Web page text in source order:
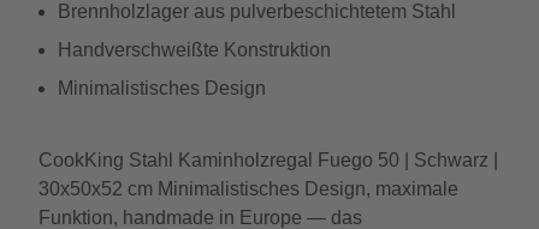
Brennholzlager aus pulverbeschichtetem Stahl
Handverschweißte Konstruktion
Minimalistisches Design
CookKing Stahl Kaminholzregal Fuego 50 | Schwarz |
30x50x52 cm Minimalistisches Design, maximale
Funktion, handmade in Europe — das